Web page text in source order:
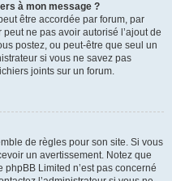
à mon message ?
être accordée par forum, par
ne pas avoir autorisé l’ajout de
postez, ou peut-être que seul un
si vous ne savez pas
joints sur un forum.
de règles pour son site. Si vous
un avertissement. Notez que
phpBB Limited n’est pas concerné